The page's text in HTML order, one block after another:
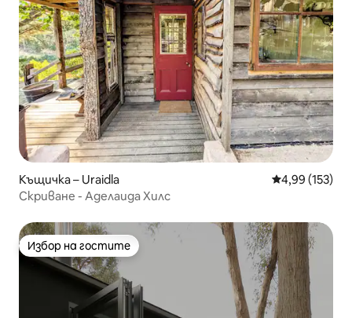
Къщичка – Uraidla Средна
4,99 (153)
Скриване - Аделаида Хилс
Избор на гостите
Избор на гостите